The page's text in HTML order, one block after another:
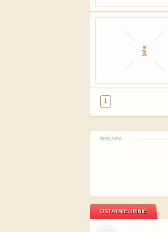
1
REKLAMA
OSTATNIE OPINIE